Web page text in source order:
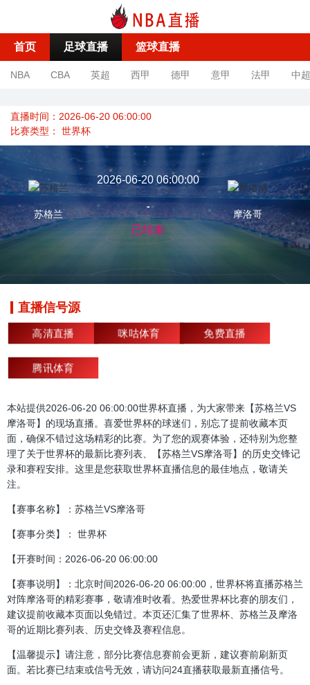
首页 足球直播 篮球直播
NBA CBA 英超 西甲 德甲 意甲 法甲 中超
直播时间：2026-06-20 06:00:00
比赛类型： 世界杯
苏格兰
2026-06-20 06:00:00
-
已结束
摩洛哥
直播信号源
高清直播 咪咕体育 免费直播
腾讯体育
本站提供2026-06-20 06:00:00世界杯直播，为大家带来【苏格兰VS
摩洛哥】的现场直播。喜爱世界杯的球迷们，别忘了提前收藏本页
面，确保不错过这场精彩的比赛。为了您的观赛体验，还特别为您整
理了关于世界杯的最新比赛列表、【苏格兰VS摩洛哥】的历史交锋记
录和赛程安排。这里是您获取世界杯直播信息的最佳地点，敬请关
注。
【赛事名称】：苏格兰VS摩洛哥
【赛事分类】： 世界杯
【开赛时间：2026-06-20 06:00:00
【赛事说明】：北京时间2026-06-20 06:00:00，世界杯将直播苏格兰
对阵摩洛哥的精彩赛事，敬请准时收看。热爱世界杯比赛的朋友们，
建议提前收藏本页面以免错过。本页还汇集了世界杯、苏格兰及摩洛
哥的近期比赛列表、历史交锋及赛程信息。
【温馨提示】请注意，部分比赛信息赛前会更新，建议赛前刷新页
面。若比赛已结束或信号无效，请访问24直播获取最新直播信号。